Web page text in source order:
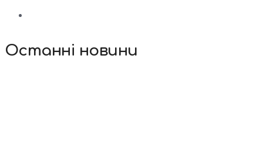
Останні новини